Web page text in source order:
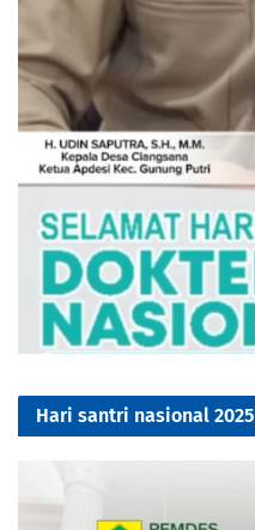
Hari santri nasional 2025